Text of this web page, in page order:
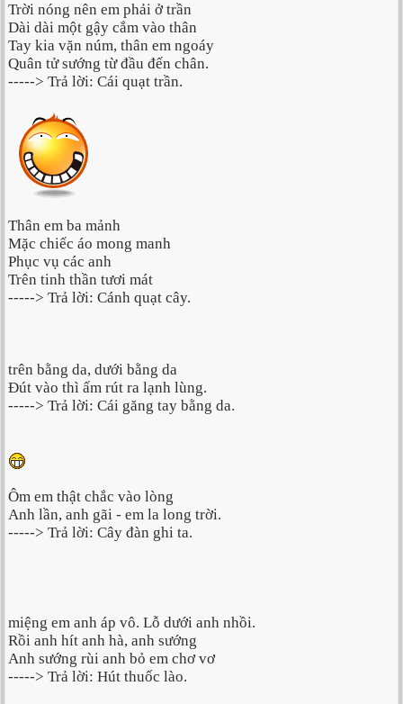
Trời nóng nên em phải ở trần
Dài dài một gậy cắm vào thân
Tay kia vặn núm, thân em ngoáy
Quân tử sướng từ đầu đến chân.
-----> Trả lời: Cái quạt trần.
Thân em ba mảnh
Mặc chiếc áo mong manh
Phục vụ các anh
Trên tinh thần tươi mát
-----> Trả lời: Cánh quạt cây.
trên bằng da, dưới bằng da
Đút vào thì ấm rút ra lạnh lùng.
-----> Trả lời: Cái găng tay bằng da.
Ôm em thật chắc vào lòng
Anh lần, anh gãi - em la long trời.
-----> Trả lời: Cây đàn ghi ta.
miệng em anh áp vô. Lỗ dưới anh nhồi.
Rồi anh hít anh hà, anh sướng
Anh sướng rùi anh bỏ em chơ vơ
-----> Trả lời: Hút thuốc lào.